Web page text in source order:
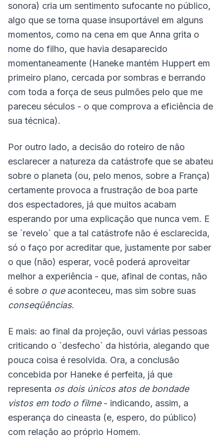
sonora) cria um sentimento sufocante no público,
algo que se torna quase insuportável em alguns
momentos, como na cena em que Anna grita o
nome do filho, que havia desaparecido
momentaneamente (Haneke mantém Huppert em
primeiro plano, cercada por sombras e berrando
com toda a força de seus pulmões pelo que me
pareceu séculos - o que comprova a eficiência de
sua técnica).
Por outro lado, a decisão do roteiro de não
esclarecer a natureza da catástrofe que se abateu
sobre o planeta (ou, pelo menos, sobre a França)
certamente provoca a frustração de boa parte
dos espectadores, já que muitos acabam
esperando por uma explicação que nunca vem. E
se `revelo` que a tal catástrofe não é esclarecida,
só o faço por acreditar que, justamente por saber
o que (não) esperar, você poderá aproveitar
melhor a experiência - que, afinal de contas, não
é sobre o que aconteceu, mas sim sobre suas
conseqüências.
E mais: ao final da projeção, ouvi várias pessoas
criticando o `desfecho` da história, alegando que
pouca coisa é resolvida. Ora, a conclusão
concebida por Haneke é perfeita, já que
representa os dois únicos atos de bondade
vistos em todo o filme - indicando, assim, a
esperança do cineasta (e, espero, do público)
com relação ao próprio Homem.